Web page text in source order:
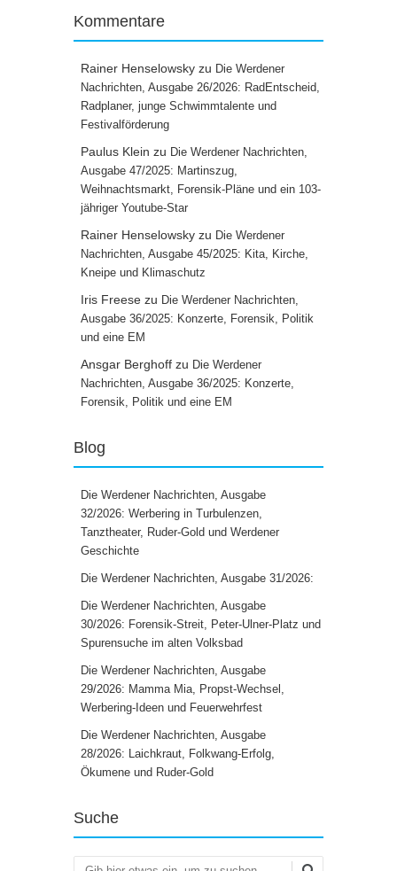
Kommentare
Rainer Henselowsky zu Die Werdener
Nachrichten, Ausgabe 26/2026: RadEntscheid,
Radplaner, junge Schwimmtalente und
Festivalförderung
Paulus Klein zu Die Werdener Nachrichten,
Ausgabe 47/2025: Martinszug,
Weihnachtsmarkt, Forensik-Pläne und ein 103-
jähriger Youtube-Star
Rainer Henselowsky zu Die Werdener
Nachrichten, Ausgabe 45/2025: Kita, Kirche,
Kneipe und Klimaschutz
Iris Freese zu Die Werdener Nachrichten,
Ausgabe 36/2025: Konzerte, Forensik, Politik
und eine EM
Ansgar Berghoff zu Die Werdener
Nachrichten, Ausgabe 36/2025: Konzerte,
Forensik, Politik und eine EM
Blog
Die Werdener Nachrichten, Ausgabe
32/2026: Werbering in Turbulenzen,
Tanztheater, Ruder-Gold und Werdener
Geschichte
Die Werdener Nachrichten, Ausgabe 31/2026:
Die Werdener Nachrichten, Ausgabe
30/2026: Forensik-Streit, Peter-Ulner-Platz und
Spurensuche im alten Volksbad
Die Werdener Nachrichten, Ausgabe
29/2026: Mamma Mia, Propst-Wechsel,
Werbering-Ideen und Feuerwehrfest
Die Werdener Nachrichten, Ausgabe
28/2026: Laichkraut, Folkwang-Erfolg,
Ökumene und Ruder-Gold
Suche
Suchen